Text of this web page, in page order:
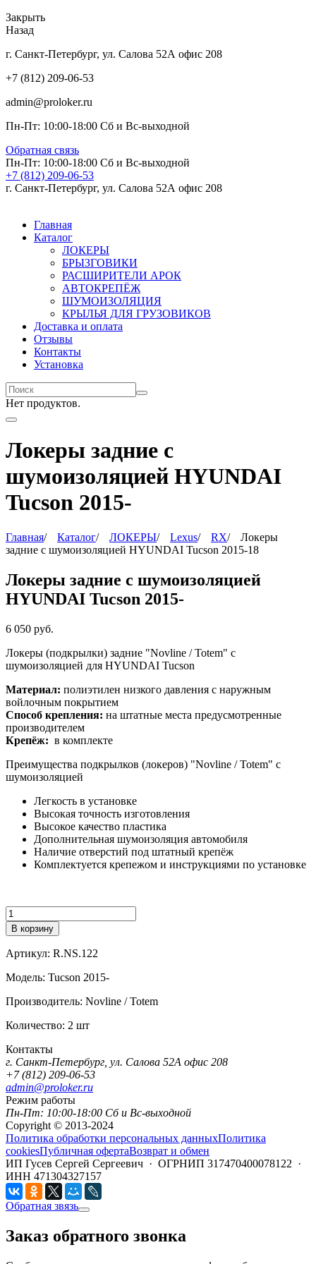
Закрыть
Назад
г. Санкт-Петербург, ул. Салова 52А офис 208
+7 (812) 209-06-53
admin@proloker.ru
Пн-Пт: 10:00-18:00 Сб и Вс-выходной
Обратная связь
Пн-Пт: 10:00-18:00 Сб и Вс-выходной
+7 (812) 209-06-53
г. Санкт-Петербург, ул. Салова 52А офис 208
Главная
Каталог
ЛОКЕРЫ
БРЫЗГОВИКИ
РАСШИРИТЕЛИ АРОК
АВТОКРЕПЁЖ
ШУМОИЗОЛЯЦИЯ
КРЫЛЬЯ ДЛЯ ГРУЗОВИКОВ
Доставка и оплата
Отзывы
Контакты
Установка
Нет продуктов.
Локеры задние с
шумоизоляцией HYUNDAI
Tucson 2015-
Главная/ Каталог/ ЛОКЕРЫ/ Lexus/ RX/
Локеры
задние с шумоизоляцией HYUNDAI Tucson 2015-18
Локеры задние с шумоизоляцией
HYUNDAI Tucson 2015-
6 050 руб.
Локеры (подкрылки) задние "Novline / Totem" с
шумоизоляцией для HYUNDAI Tucson
Материал: полиэтилен низкого давления с наружным
войлочным покрытием
Способ крепления: на штатные места предусмотренные
производителем
Крепёж: в комплекте
Преимущества подкрылков (локеров) "Novline / Totem" с
шумоизоляцией
Легкость в установке
Высокая точность изготовления
Высокое качество пластика
Дополнительная шумоизоляция автомобиля
Наличие отверстий под штатный крепёж
Комплектуется крепежом и инструкциями по установке
Количество
В корзину
Артикул: R.NS.122
Модель: Tucson 2015-
Производитель: Novline / Totem
Количество: 2 шт
Контакты
г. Санкт-Петербург, ул. Салова 52А офис 208
+7 (812) 209-06-53
admin@proloker.ru
Режим работы
Пн-Пт: 10:00-18:00 Сб и Вс-выходной
Copyright © 2013-2024
Политика обработки персональных данныхПолитика
cookiesПубличная офертаВозврат и обмен
ИП Гусев Сергей Сергеевич · ОГРНИП 317470400078122 ·
ИНН 471304327157
Обратная звязь
Заказ обратного звонка